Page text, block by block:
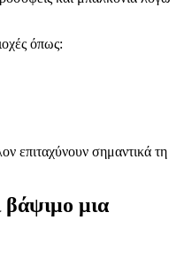
όπως:
επιταχύνουν σημαντικά τη
βάψιμο μια